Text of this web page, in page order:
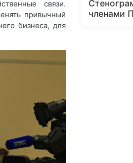
связи.
привычный
бизнеса, для
членами